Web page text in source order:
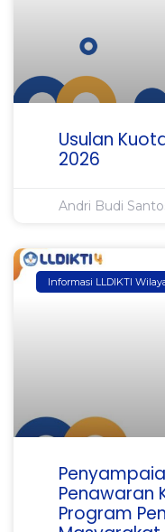
Usulan
2026
Andri Budi
Informasi LLDIKTI
Penawaran
Program